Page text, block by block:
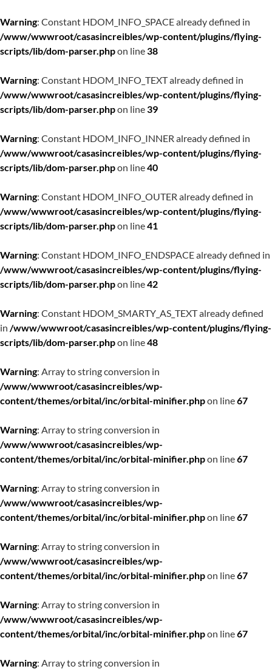
Warning: Constant HDOM_INFO_SPACE already defined in
/www/wwwroot/casasincreibles/wp-content/plugins/flying-
scripts/lib/dom-parser.phpon line38
Warning: Constant HDOM_INFO_TEXT already defined in
/www/wwwroot/casasincreibles/wp-content/plugins/flying-
scripts/lib/dom-parser.phpon line39
Warning: Constant HDOM_INFO_INNER already defined in
/www/wwwroot/casasincreibles/wp-content/plugins/flying-
scripts/lib/dom-parser.phpon line40
Warning: Constant HDOM_INFO_OUTER already defined in
/www/wwwroot/casasincreibles/wp-content/plugins/flying-
scripts/lib/dom-parser.phpon line41
Warning: Constant HDOM_INFO_ENDSPACE already defined in
/www/wwwroot/casasincreibles/wp-content/plugins/flying-
scripts/lib/dom-parser.phpon line42
Warning: Constant HDOM_SMARTY_AS_TEXT already defined
in /www/wwwroot/casasincreibles/wp-content/plugins/flying-
scripts/lib/dom-parser.phpon line48
Warning: Array to string conversion in
/www/wwwroot/casasincreibles/wp-
content/themes/orbital/inc/orbital-minifier.phpon line67
Warning: Array to string conversion in
/www/wwwroot/casasincreibles/wp-
content/themes/orbital/inc/orbital-minifier.phpon line67
Warning: Array to string conversion in
/www/wwwroot/casasincreibles/wp-
content/themes/orbital/inc/orbital-minifier.phpon line67
Warning: Array to string conversion in
/www/wwwroot/casasincreibles/wp-
content/themes/orbital/inc/orbital-minifier.phpon line67
Warning: Array to string conversion in
/www/wwwroot/casasincreibles/wp-
content/themes/orbital/inc/orbital-minifier.phpon line67
Warning: Array to string conversion in